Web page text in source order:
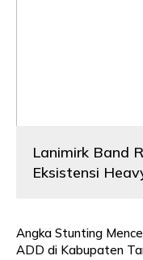
Lanimirk Band
Eksistensi
Angka Stunting
ADD di Kabupaten